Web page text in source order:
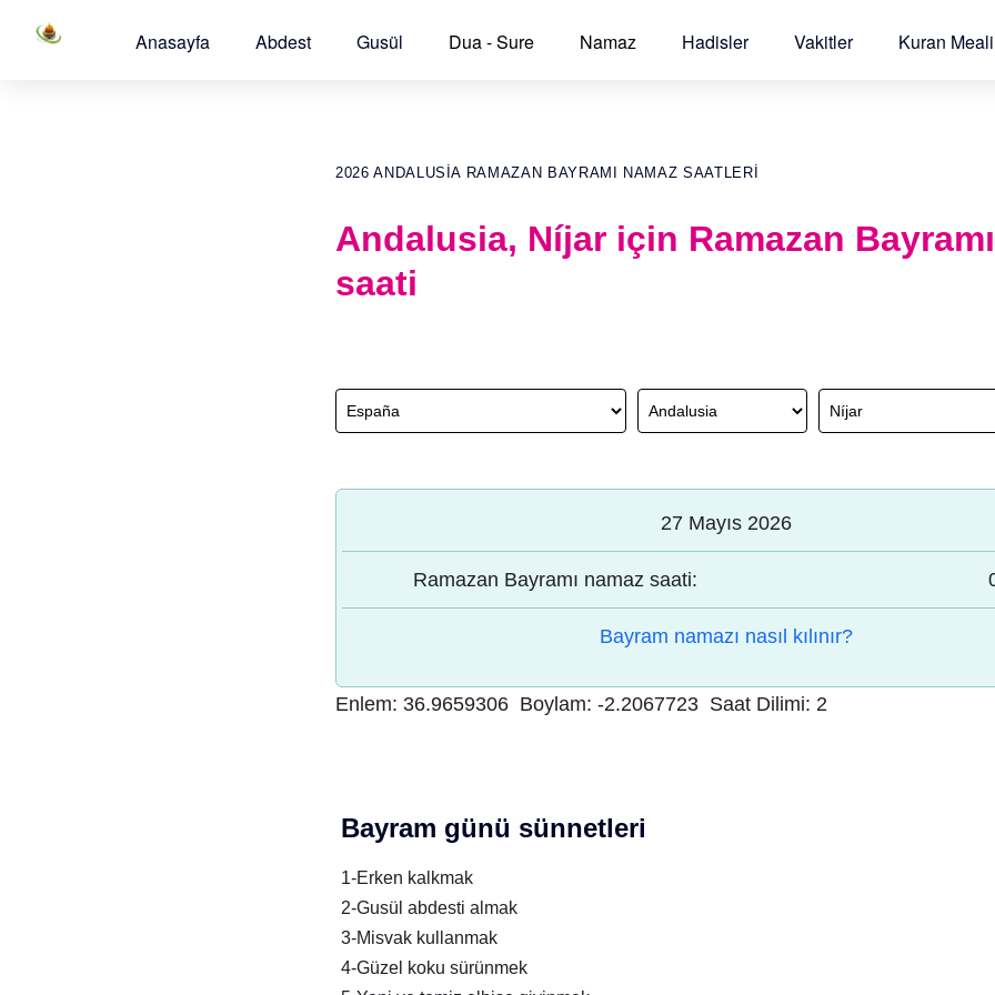
Anasayfa Abdest Gusül Dua - Sure Namaz Hadisler Vakitler Kuran Meali
2026 ANDALUSIA RAMAZAN BAYRAMI NAMAZ SAATLERI
Andalusia, Níjar için Ramazan
saati
27 Mayıs 2026
Ramazan Bayramı namaz saati:
Bayram namazı nasıl kılınır?
Enlem: 36.9659306 Boylam: -2.2067723 Saat Dilimi: 2
Bayram günü sünnetleri
1-Erken kalkmak
2-Gusül abdesti almak
3-Misvak kullanmak
4-Güzel koku sürünmek